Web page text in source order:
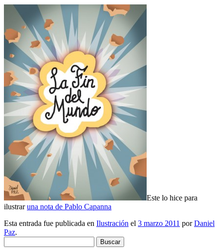
Este lo hice para
ilustraruna nota de Pablo Capanna
Esta entrada fue publicada en Ilustración el 3 marzo 2011 porDaniel
Paz.